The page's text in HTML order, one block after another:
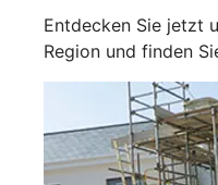
Entdecken Sie jetzt
Region und finden